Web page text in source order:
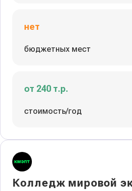
нет
бюджетных мест
от 240 т.р.
стоимость/год
Колледж мировой